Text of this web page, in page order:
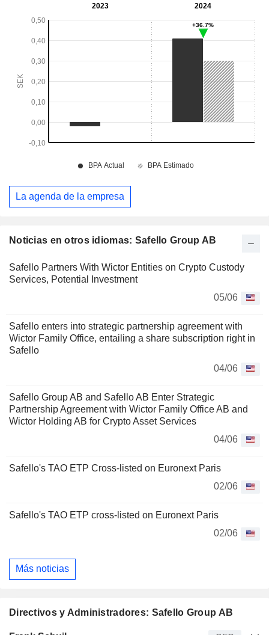
Noticias en otros idiomas: Safello Group AB
Safello Partners With Wictor Entities on Crypto Custody
Services, Potential Investment
05/06
Safello enters into strategic partnership agreement with
Wictor Family Office, entailing a share subscription right in
Safello
04/06
Safello Group AB and Safello AB Enter Strategic
Partnership Agreement with Wictor Family Office AB and
Wictor Holding AB for Crypto Asset Services
04/06
Safello's TAO ETP Cross-listed on Euronext Paris
02/06
Safello's TAO ETP cross-listed on Euronext Paris
02/06
Más noticias
Directivos y Administradores: Safello Group AB
La agenda de la empresa